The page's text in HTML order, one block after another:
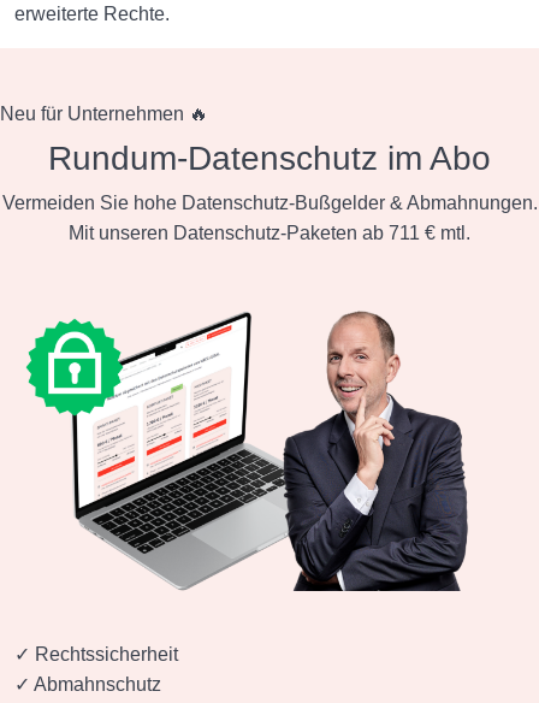
erweiterte Rechte.
Neu für Unternehmen 🔥
Rundum-Datenschutz im Abo
Vermeiden Sie hohe Datenschutz-Bußgelder & Abmahnungen.
Mit unseren Datenschutz-Paketen ab 711 € mtl.
✓ Rechtssicherheit
✓ Abmahnschutz